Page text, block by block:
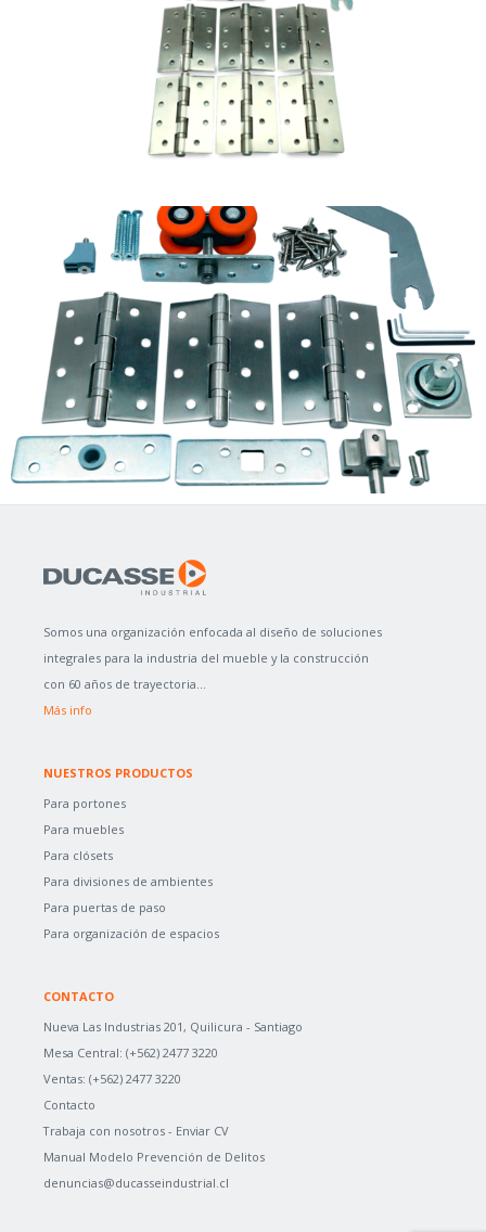
Somos una organización enfocada al diseño de soluciones
integrales para la industria del mueble y la construcción
con 60 años de trayectoria...
Más info
NUESTROS PRODUCTOS
Para portones
Para muebles
Para clósets
Para divisiones de ambientes
Para puertas de paso
Para organización de espacios
CONTACTO
Nueva Las Industrias 201, Quilicura - Santiago
Mesa Central: (+562) 2477 3220
Ventas: (+562) 2477 3220
Contacto
Trabaja con nosotros - Enviar CV
Manual Modelo Prevención de Delitos
denuncias@ducasseindustrial.cl